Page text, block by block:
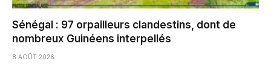
Sénégal : 97 orpailleurs clandestins, dont de
nombreux Guinéens interpellés
8 AOÛT 2026